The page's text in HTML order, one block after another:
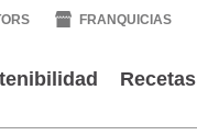
FRANQUICIAS
Recetas